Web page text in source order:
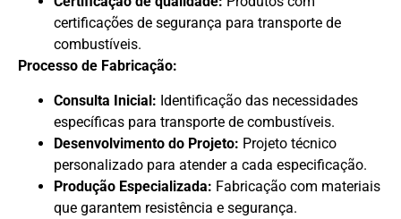
certificações de segurança para transporte de
combustíveis.
Processo de Fabricação:
Consulta Inicial: Identificação das necessidades
específicas para transporte de combustíveis.
Desenvolvimento do Projeto: Projeto técnico
personalizado para atender a cada especificação.
Produção Especializada: Fabricação com materiais
que garantem resistência e segurança.